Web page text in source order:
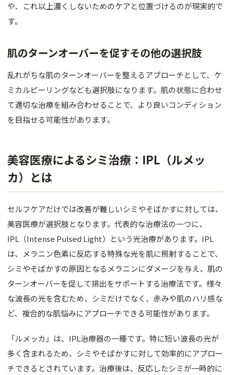
や、これ以上濃くしないためのケアと位置づけるのが現実的で
す。
肌のターンオーバーを促すその他の選択肢
乱れがちな肌のターンオーバーを整えるアプローチとして、ケ
ミカルピーリングなども選択肢になります。肌の状態に合わせ
て適切な治療を組み合わせることで、より良いコンディション
を目指せる可能性があります。
美容医療によるシミ治療：IPL（ルメッ
カ）とは
セルフケアだけでは改善が難しいシミやそばかすに対しては、
美容医療が選択肢となります。代表的な治療法の一つに、
IPL（Intense Pulsed Light）という光治療があります。IPL
は、メラニン色素に反応する特殊な光を肌に照射することで、
シミやそばかすの原因となるメラニンにダメージを与え、肌の
ターンオーバーを促して排出をサポートする治療法です。様々
な波長の光を含むため、シミだけでなく、赤みや肌のハリ感な
ど、複合的な肌悩みにアプローチできる可能性があります。
「ルメッカ」は、IPL治療器の一種です。特に短い波長の光が
多く含まれるため、シミやそばかすに対して効率的にアプロー
チできるとされています。治療後は、反応したシミが一時的に